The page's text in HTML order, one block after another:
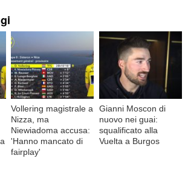
Vollering magistrale a
Nizza, ma
Niewiadoma accusa:
'Hanno mancato di
fairplay'
Gianni Moscon di
nuovo nei guai:
squalificato alla
Vuelta a Burgos